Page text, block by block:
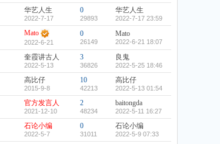
华艺人生
2022-7-17
0
29893
华艺人生
2022-7-17 23:59
Mato
2022-6-21
0
26149
Mato
2022-6-21 18:07
奎霞讲古人
2022-5-13
3
36826
良鬼
2022-5-25 18:46
高比仔
2015-9-8
10
42213
高比仔
2022-5-13 01:54
官方发言人
2021-12-10
2
48234
baitongda
2022-5-11 16:27
石论小编
2022-5-7
0
31011
石论小编
2022-5-9 07:33